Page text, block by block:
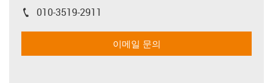
igus-icon-phone
010-3519-2911
이메일 문의